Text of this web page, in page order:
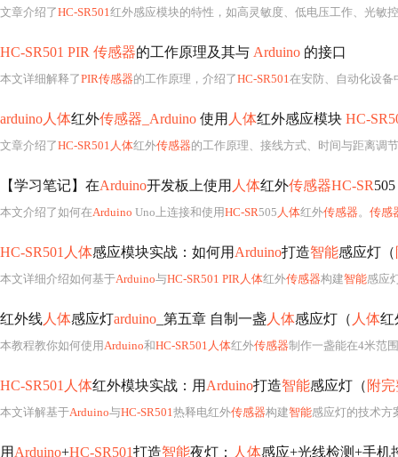
文章介绍了HC-SR501红外感应模块的特性，如高灵敏度、低电压工作、光敏控制和温度补偿功能。它
HC-SR501 PIR 传感器的工作原理及其与 Arduino 的接口
本文详细解释了PIR传感器的工作原理，介绍了HC-SR501在安防、自动化设备
arduino人体红外传感器_Arduino 使用 人体红外感应模块 HC-
文章介绍了HC-SR501人体红外传感器的工作原理、接线方式、时间与距离调
【学习笔记】在Arduino开发板上使用 人体红外传感器HC-SR505
本文介绍了如何在Arduino Uno上连接和使用HC-SR505 人体红外传感器。 传感
HC-SR501人体感应模块实战：如何用 Arduino打造智能感应灯（
本文详细介绍如何基于Arduino与HC-SR501 PIR人体红外传感器构建智能感应
红外线 人体感应灯arduino _第五章 自制一盏 人体感应灯（ 人体红
本教程教你如何使用Arduino和HC-SR501人体红外传感器制作一盏能在4米范
HC-SR501人体红外模块实战：用 Arduino打造智能感应灯（ 附
本文详解基于Arduino与HC-SR501热释电红外传感器构建智能感应灯的技术方案，涵盖模块工作
用 Arduino+HC-SR501打造智能夜灯： 人体感应+光线检测+手机